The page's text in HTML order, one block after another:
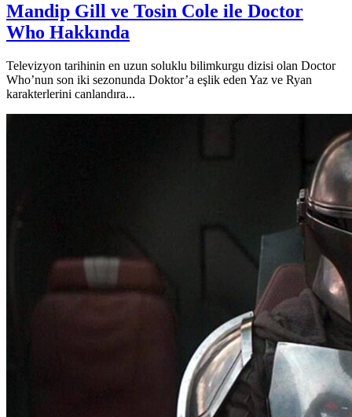
Mandip Gill ve Tosin Cole ile Doctor
Who Hakkında
Televizyon tarihinin en uzun soluklu bilimkurgu dizisi olan Doctor
Who’nun son iki sezonunda Doktor’a eşlik eden Yaz ve Ryan
karakterlerini canlandıra...